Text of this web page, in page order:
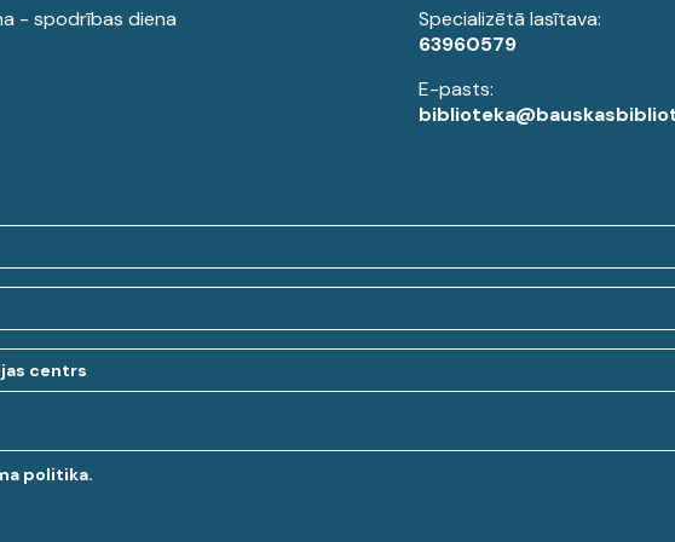
- spodrības diena
Specializētā lasītava:
63960579
E-pasts:
centrs
politika.